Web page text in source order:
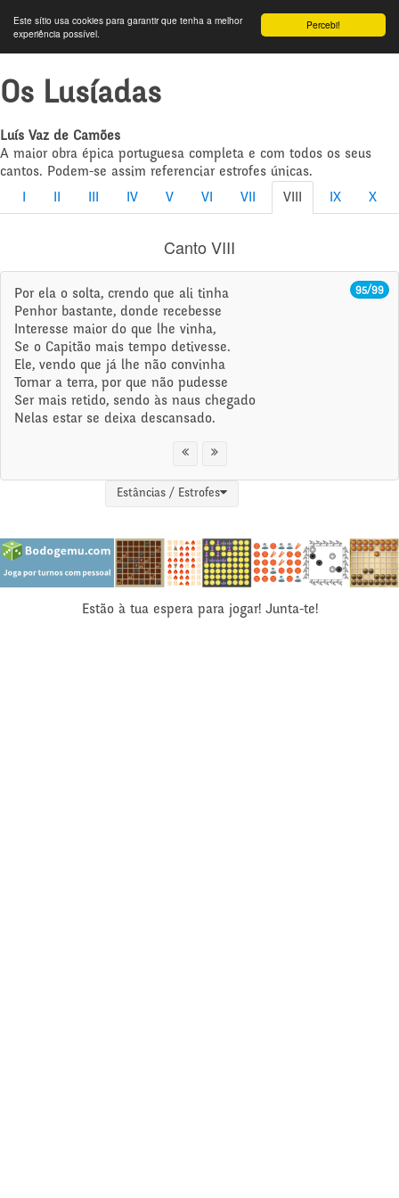
Percebi!
Este sítio usa cookies para garantir que tenha a melhor
experiência possível.
Os Lusíadas
Luís Vaz de Camões
A maior obra épica portuguesa completa e com todos os seus
cantos. Podem-se assim referenciar estrofes únicas.
IV V VI VII VIII IX X
Canto VIII
95/99
Por ela o solta, crendo que ali tinha
Penhor bastante, donde recebesse
Interesse maior do que lhe vinha,
Se o Capitão mais tempo detivesse.
Ele, vendo que já lhe não convinha
Tornar a terra, por que não pudesse
Ser mais retido, sendo às naus chegado
Nelas estar se deixa descansado.
Estâncias / Estrofes
Estão à tua espera para jogar! Junta-te!